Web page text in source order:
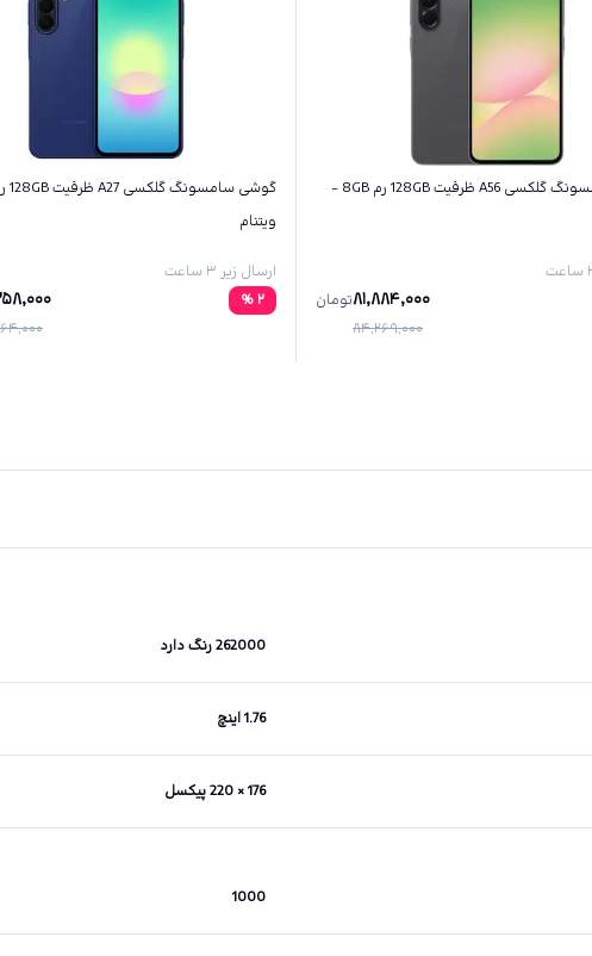
گوشی سامسونگ گلکسی A56 ظرفیت 128GB رم 8GB -
81,884,000
84,269,000
تومان
ویتنام
ارسال زیر ۳ ساعت
2
%
262000 رنگ دارد
1.76 اینچ
176 × 220 پیکسل
1000